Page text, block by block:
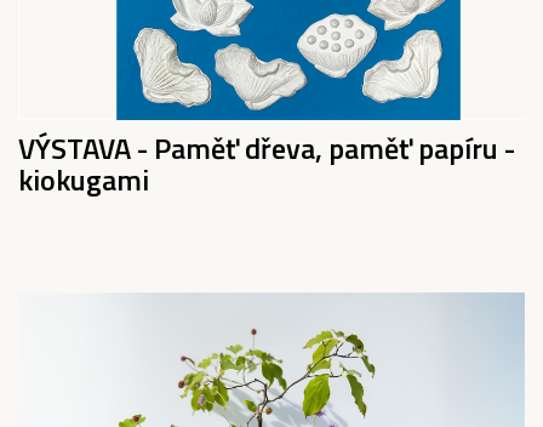
VÝSTAVA - Paměť dřeva, paměť papíru -
kiokugami